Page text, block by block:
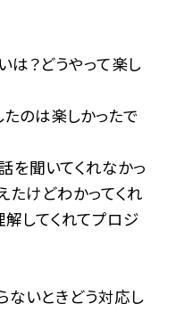
？どうやって楽し
のは楽しかったで
を聞いてくれなかっ
たけどわかってくれ
してくれてプロジ
いときどう対応し